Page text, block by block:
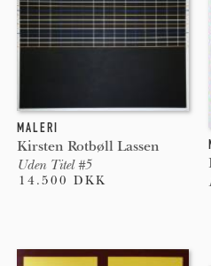
MALERI
Kirsten Rotbøll Lassen
Uden Titel #5
14.500 DKK